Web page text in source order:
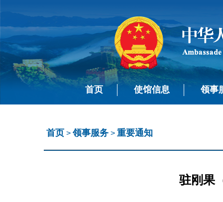
首页 使馆信息 领事
首页 >领事服务 > 重要通知
驻刚果